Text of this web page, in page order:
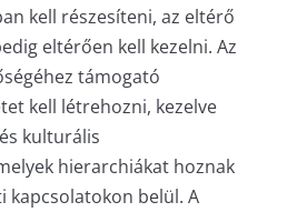
kell részesíteni, az eltérő
eltérően kell kezelni. Az
támogató
kell létrehozni, kezelve
kulturális
hierarchiákat hoznak
kapcsolatokon belül. A